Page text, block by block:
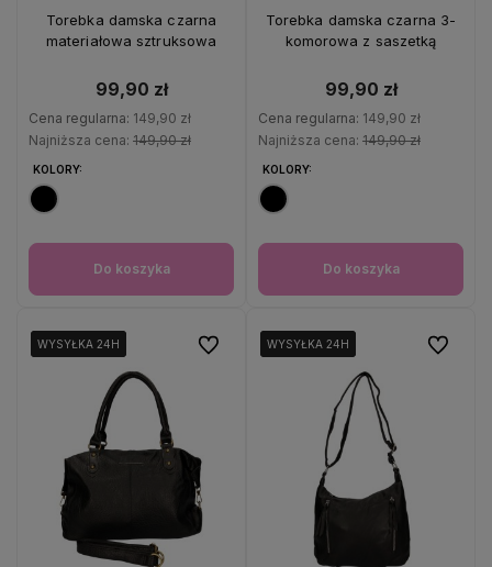
Torebka damska czarna
materiałowa sztruksowa
99,90 zł
Cena regularna: 149,90 zł
Najniższa cena: 149,90 zł
KOLORY:
Do koszyka
Torebka damska czarna 3-
komorowa z saszetką
99,90 zł
Cena regularna: 149,90 zł
Najniższa cena: 149,90 zł
KOLORY:
Do koszyka
WYSYŁKA 24H
WYSYŁKA 24H
WYSYŁKA 24H Do ulubionychWYSYŁKA 24H
WYSYŁKA 24H
WYSYŁKA 24H Do